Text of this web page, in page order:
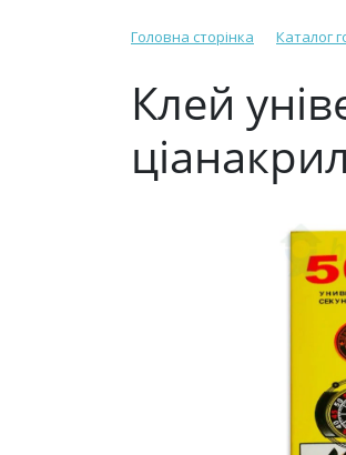
Головна сторінка Каталог
Клей